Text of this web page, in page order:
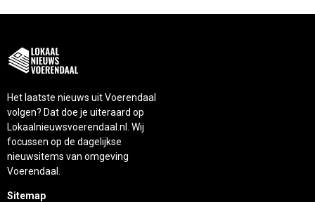
Het laatste nieuws uit Voerendaal
volgen? Dat doe je uiteraard op
Lokaalnieuwsvoerendaal.nl. Wij
focussen op de dagelijkse
nieuwsitems van omgeving
Voerendaal.
Sitemap